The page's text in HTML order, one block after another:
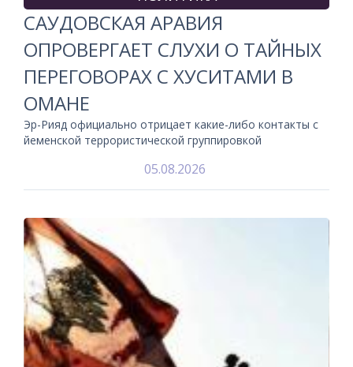
САУДОВСКАЯ АРАВИЯ
ОПРОВЕРГАЕТ СЛУХИ О ТАЙНЫХ
ПЕРЕГОВОРАХ С ХУСИТАМИ В
ОМАНЕ
Эр-Рияд официально отрицает какие-либо контакты с
йеменской террористической группировкой
05.08.2026